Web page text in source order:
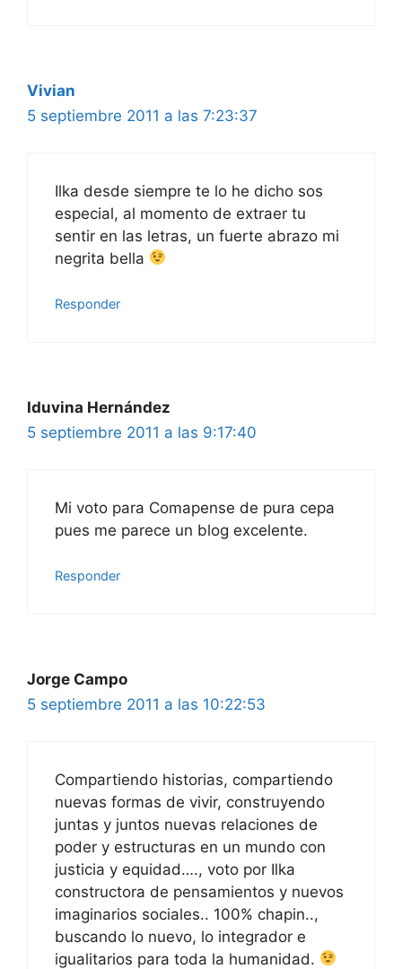
Vivian
5 septiembre 2011 a las 7:23:37
Ilka desde siempre te lo he dicho sos
especial, al momento de extraer tu
sentir en las letras, un fuerte abrazo mi
negrita bella
Responder
Iduvina Hernández
5 septiembre 2011 a las 9:17:40
Mi voto para Comapense de pura cepa
pues me parece un blog excelente.
Responder
Jorge Campo
5 septiembre 2011 a las 10:22:53
Compartiendo historias, compartiendo
nuevas formas de vivir, construyendo
juntas y juntos nuevas relaciones de
poder y estructuras en un mundo con
justicia y equidad…., voto por Ilka
constructora de pensamientos y nuevos
imaginarios sociales.. 100% chapin..,
buscando lo nuevo, lo integrador e
igualitarios para toda la humanidad.